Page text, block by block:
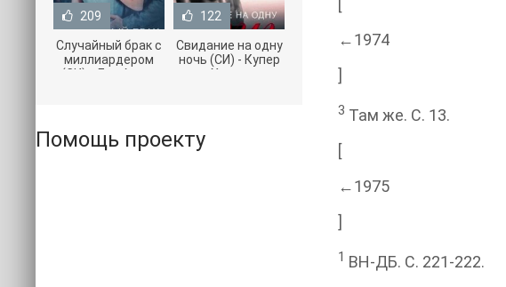
[
←1974
]
3 Там же. С. 13.
[
←1975
]
1 ВН-ДБ. С. 221-222.
209
Случайный брак с
миллиардером
(СИ) - Лав Агата
122
Свидание на одну
ночь (СИ) - Купер
Хелен
Помощь проекту